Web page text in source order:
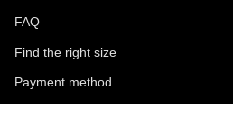
FAQ
Find the right size
Payment method